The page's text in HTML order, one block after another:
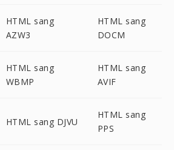
HTML sang
AZW3
HTML sang
DOCM
HTML sang
WBMP
HTML sang
AVIF
HTML sang DJVU
HTML sang
PPS